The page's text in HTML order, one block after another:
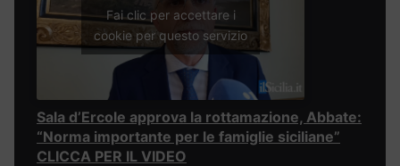
Fai clic per accettare i
cookie per questo servizio
Sala d’Ercole approva la rottamazione, Abbate:
“Norma importante per le famiglie siciliane”
CLICCA PER IL VIDEO